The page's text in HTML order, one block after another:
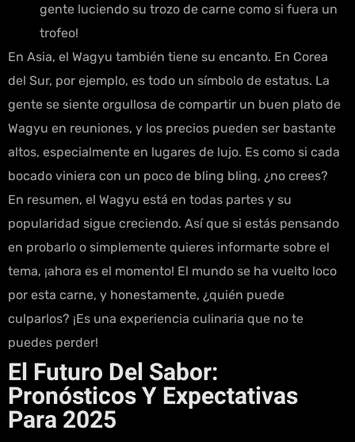
gente luciendo su trozo de carne como si fuera un
trofeo!
En Asia, el Wagyu también tiene su encanto. En Corea
del Sur, por ejemplo, es todo un símbolo de estatus. La
gente se siente orgullosa de compartir un buen plato de
Wagyu en reuniones, y los precios pueden ser bastante
altos, especialmente en lugares de lujo. Es como si cada
bocado viniera con un poco de bling bling, ¿no crees?
En resumen, el Wagyu está en todas partes y su
popularidad sigue creciendo. Así que si estás pensando
en probarlo o simplemente quieres informarte sobre el
tema, ¡ahora es el momento! El mundo se ha vuelto loco
por esta carne, y honestamente, ¿quién puede
culparlos? ¡Es una experiencia culinaria que no te
puedes perder!
El Futuro Del Sabor:
Pronósticos Y Expectativas
Para 2025